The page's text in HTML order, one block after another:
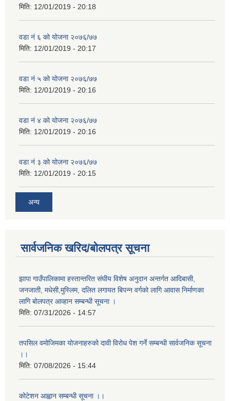
मिति: 12/01/2019 - 20:18
वडा नं ६ को योजना २०७६/७७
मिति: 12/01/2019 - 20:17
वडा नं ५ को योजना २०७६/७७
मिति: 12/01/2019 - 20:16
वडा नं ४ को योजना २०७६/७७
मिति: 12/01/2019 - 20:16
वडा नं ३ को योजना २०७६/७७
मिति: 12/01/2019 - 20:15
अन्य
सार्वजनिक खरिद/बोलपत्र सूचना
झापा गाउँपालिकामा हस्तान्तरित संघीय विशेष अनुदान अन्तर्गत आदिबासी,
जनजाती, मधेसी,मुस्लिम, दलित लगायत बिपन्न वर्गको लागि आवास निर्माणका
लागि बोलपत्र आव्हान सम्बन्धी सूचना ।
मिति: 07/31/2026 - 14:57
तपसिल वमोजिमका योजनाहरुको दावी विरोध पेश गर्ने सम्बन्धी सार्वजनिक सूचना
।।
मिति: 07/08/2026 - 15:44
कोटेशन आह्वान सम्बन्धी सूचना ।।